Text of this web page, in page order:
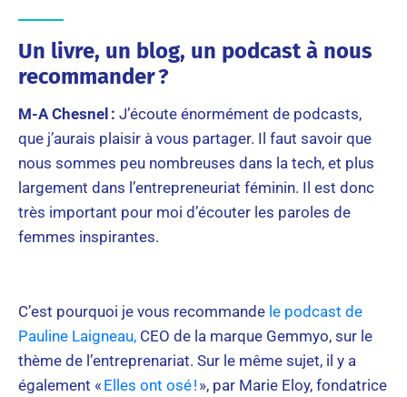
Un livre, un blog, un podcast à nous
recommander ?
M-A Chesnel : J’écoute énormément de podcasts,
que j’aurais plaisir à vous partager. Il faut savoir que
nous sommes peu nombreuses dans la tech, et plus
largement dans l’entrepreneuriat féminin. Il est donc
très important pour moi d’écouter les paroles de
femmes inspirantes.
C’est pourquoi je vous recommande le podcast de
Pauline Laigneau, CEO de la marque Gemmyo, sur le
thème de l’entreprenariat. Sur le même sujet, il y a
également « Elles ont osé ! », par Marie Eloy, fondatrice